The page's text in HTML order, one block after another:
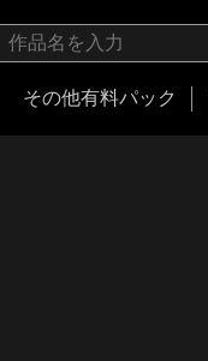
その他有料パック